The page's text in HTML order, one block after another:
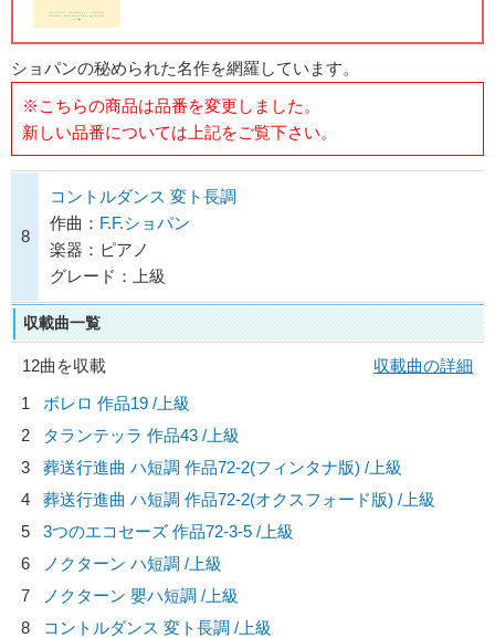
ショパンの秘められた名作を網羅しています。
※こちらの商品は品番を変更しました。
新しい品番については上記をご覧下さい。
8
コントルダンス 変ト長調
作曲： F.F.ショパン
楽器：ピアノ
グレード：上級
収載曲一覧
12曲を収載
収載曲の詳細
1
ボレロ 作品19 /上級
2
タランテッラ 作品43 /上級
3
葬送行進曲 ハ短調 作品72-2(フィンタナ版) /上級
4
葬送行進曲 ハ短調 作品72-2(オクスフォード版) /上級
5
3つのエコセーズ 作品72-3-5 /上級
6
ノクターン ハ短調 /上級
7
ノクターン 嬰ハ短調 /上級
8
コントルダンス 変ト長調 /上級